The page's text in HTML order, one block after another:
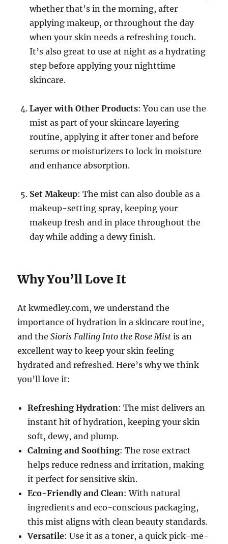
whether that’s in the morning, after
applying makeup, or throughout the day
when your skin needs a refreshing touch.
It’s also great to use at night as a hydrating
step before applying your nighttime
skincare.
Layer with Other Products: You can use the
mist as part of your skincare layering
routine, applying it after toner and before
serums or moisturizers to lock in moisture
and enhance absorption.
Set Makeup: The mist can also double as a
makeup-setting spray, keeping your
makeup fresh and in place throughout the
day while adding a dewy finish.
Why You’ll Love It
At kwmedley.com, we understand the
importance of hydration in a skincare routine,
and theSioris Falling Into the Rose Mist is an
excellent way to keep your skin feeling
hydrated and refreshed. Here’s why we think
you’ll love it:
Refreshing Hydration: The mist delivers an
instant hit of hydration, keeping your skin
soft, dewy, and plump.
Calming and Soothing: The rose extract
helps reduce redness and irritation, making
it perfect for sensitive skin.
Eco-Friendly and Clean: With natural
ingredients and eco-conscious packaging,
this mist aligns with clean beauty standards.
Versatile: Use it as a toner, a quick pick-me-